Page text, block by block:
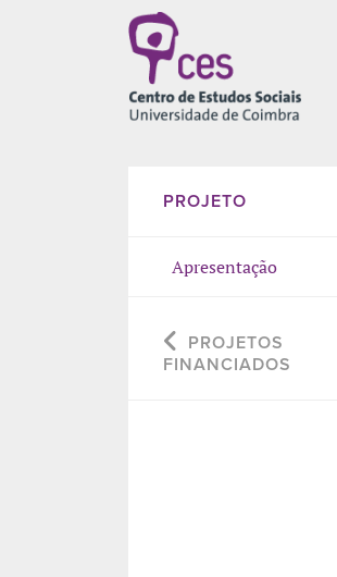
PROJETO
Apresentação
PROJETOS
FINANCIADOS